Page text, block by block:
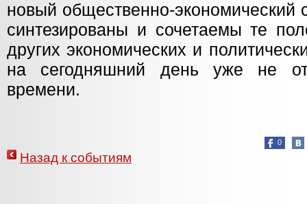
новый общественно-экономический
синтезированы и сочетаемы те
других экономических и
на сегодняшний день уже не
времени.
0
Назад к событиям